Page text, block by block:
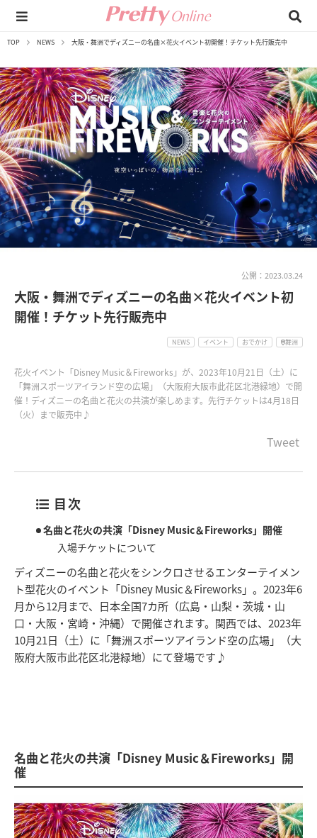
TOP NEWS 大阪・舞洲でディズニーの名曲×花火イベント初開催！チケット先行販売中
公開：2023.03.24
大阪・舞洲でディズニーの名曲×花火イベント初
開催！チケット先行販売中
NEWS イベント おでかけ 舞洲
花火イベント「Disney Music＆Fireworks」が、2023年10月21日（土）に
「舞洲スポーツアイランド空の広場」（大阪府大阪市此花区北港緑地）で開
催！ディズニーの名曲と花火の共演が楽しめます。先行チケットは4月18日
（火）まで販売中♪
Tweet
目次
名曲と花火の共演「Disney Music＆Fireworks」開催
入場チケットについて
ディズニーの名曲と花火をシンクロさせるエンターテイメン
ト型花火のイベント「Disney Music＆Fireworks」。2023年6
月から12月まで、日本全国7カ所（広島・山梨・茨城・山
口・大阪・宮崎・沖縄）で開催されます。関西では、2023年
10月21日（土）に「舞洲スポーツアイランド空の広場」（大
阪府大阪市此花区北港緑地）にて登場です♪
名曲と花火の共演「Disney Music＆Fireworks」開
催